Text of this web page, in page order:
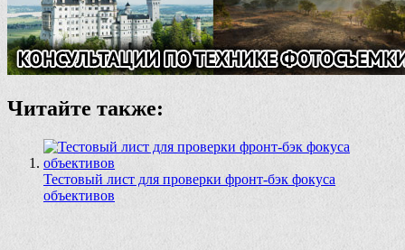
Читайте также:
Тестовый лист для проверки фронт-бэк фокуса
объективов